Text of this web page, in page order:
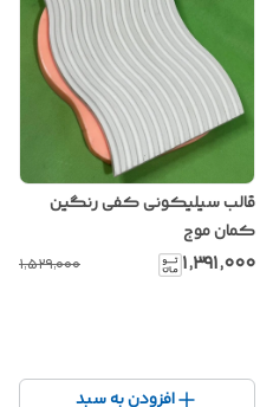
قالب سیلیکونی کفی رنگین
کمان موج
۱٬۳۹۱٬۰۰۰ ۱٬۵۲۹٬۰۰۰
افزودن به سبد